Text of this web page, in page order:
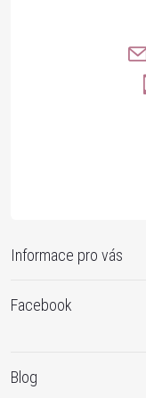
Informace pro vás
Facebook
Blog